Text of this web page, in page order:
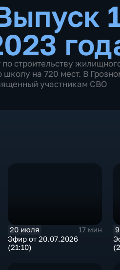
строительству
на 720 мест. В
участникам СВО
20 июля
17 мин
Эфир от 20.07.2026
(21:10)